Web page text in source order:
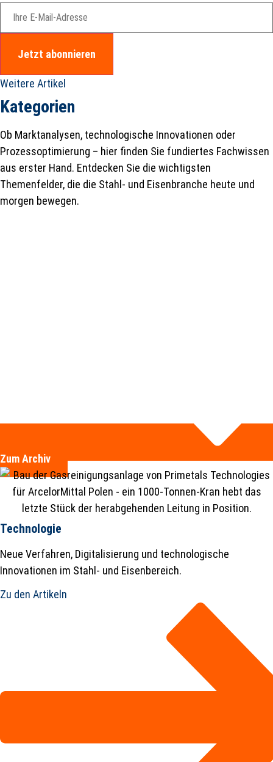
Jetzt abonnieren
Weitere Artikel
Kategorien
Ob Marktanalysen, technologische Innovationen oder
Prozessoptimierung – hier finden Sie fundiertes Fachwissen
aus erster Hand. Entdecken Sie die wichtigsten
Themenfelder, die die Stahl- und Eisenbranche heute und
morgen bewegen.
Zum Archiv
Technologie
Neue Verfahren, Digitalisierung und technologische
Innovationen im Stahl- und Eisenbereich.
Zu den Artikeln